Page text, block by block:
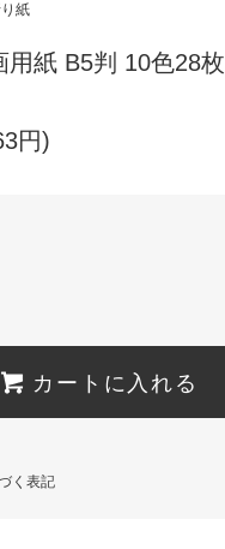
紙
用紙 B5判 10色28枚
円)
カートに入れる
く表記